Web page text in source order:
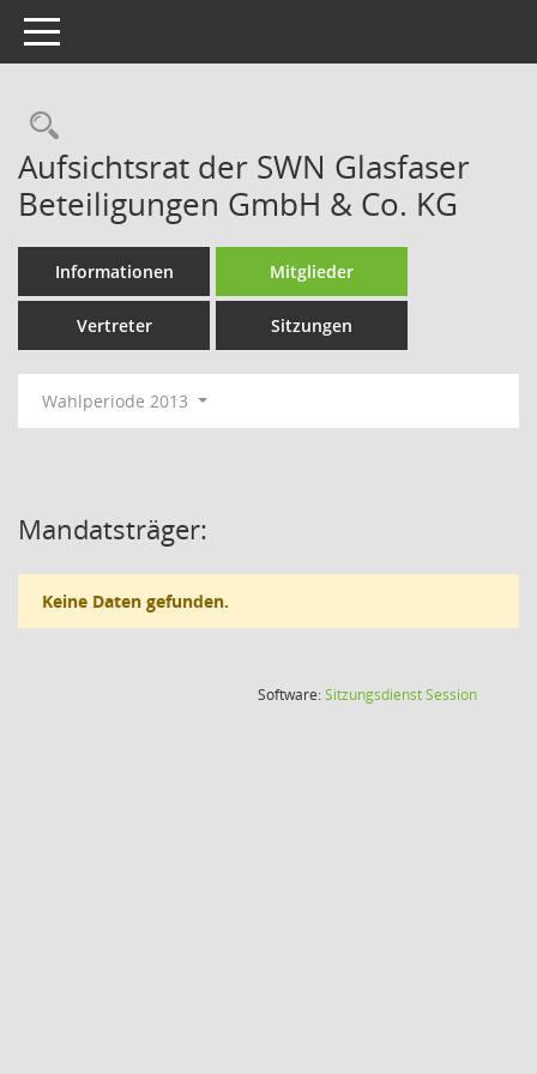
Toggle navigation
Rechercheauswahl
Aufsichtsrat der SWN Glasfaser
Beteiligungen GmbH & Co. KG
Informationen Mitglieder
Vertreter Sitzungen
Wahlperiode 2013
Mandatsträger:
Keine Daten gefunden.
Software:SitzungsdienstSession(Wird in